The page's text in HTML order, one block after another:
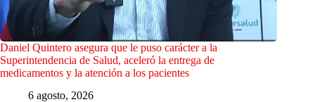
Daniel Quintero asegura que le puso carácter a la
Superintendencia de Salud, aceleró la entrega de
medicamentos y la atención a los pacientes
6 agosto, 2026